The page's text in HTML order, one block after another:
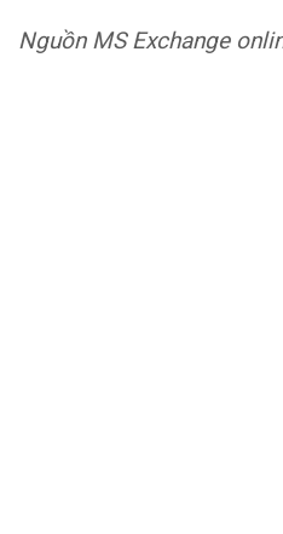
Nguồn MS Exchange